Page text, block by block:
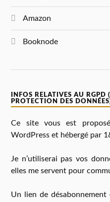
Amazon
Booknode
INFOS RELATIVES AU RGPD
PROTECTION DES
Ce site vous est
WordPress et hébergé par
Je n’utiliserai pas vos
elles me servent pour
Un lien de